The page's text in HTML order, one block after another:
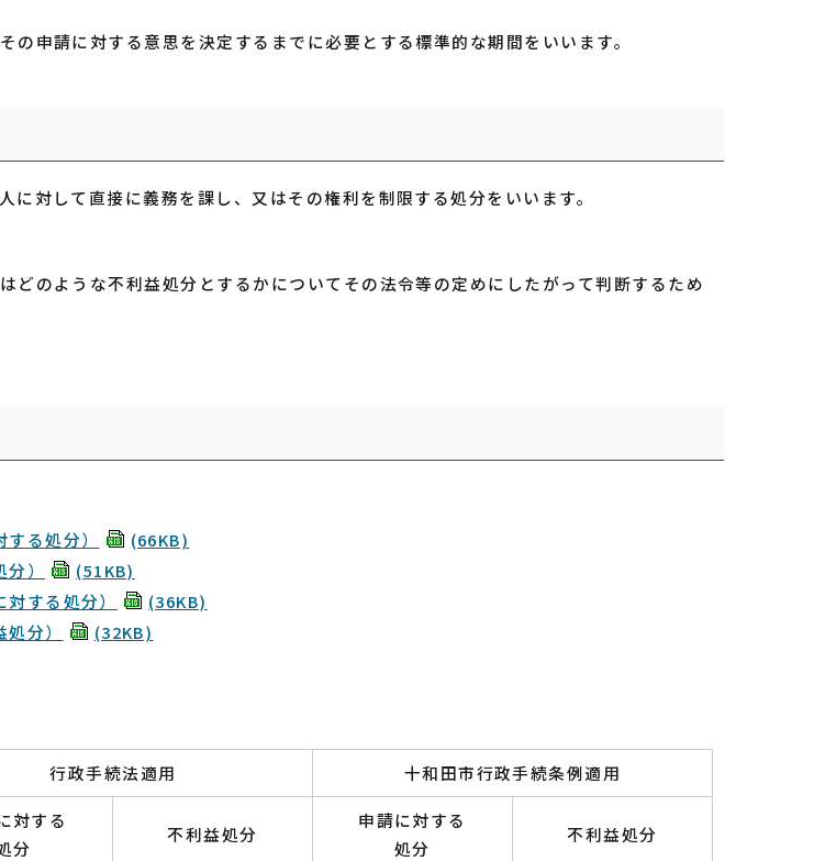
申請に対する意思を決定するまでに必要とする標準的な期間をいいます。
に対して直接に義務を課し、又はその権利を制限する処分をいいます。
どのような不利益処分とするかについてその法令等の定めにしたがって判断するため
る処分）
(66KB)
）
(51KB)
する処分）
(36KB)
分）
(32KB)
行政手続法適用 十和田市行政手続条例適用
対する
分
不利益処分
申請に対する
処分
不利益処分